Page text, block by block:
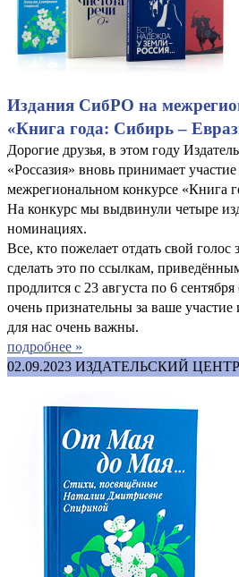
Издания СибРО на
«Книга года: Сибирь –
Дорогие друзья, в этом году
«Россазия» вновь принимает
межрегиональном конкурсе «Книга
На конкурс мы выдвинули четыре
номинациях.
Все, кто пожелает отдать свой
сделать это по ссылкам,
продлится с 23 августа по 6
очень признательны за ваше
для нас очень важны.
подробнее »
02.09.2023 ИЗДАТЕЛЬСКИЙ